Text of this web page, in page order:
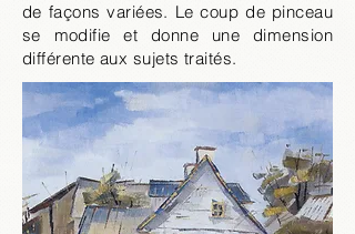
de façons variées. Le coup de pinceau
se modifie et donne une dimension
différente aux sujets traités.